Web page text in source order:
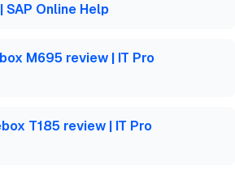
SAP Online Help
M695 review | IT Pro
T185 review | IT Pro